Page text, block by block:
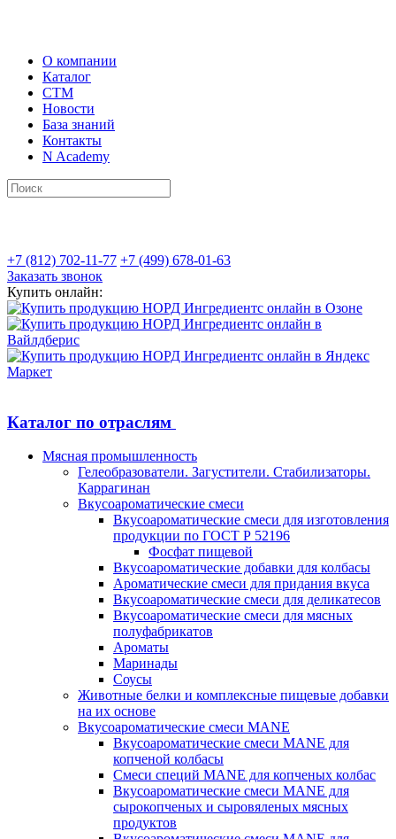
О компании
Каталог
СТМ
Новости
База знаний
Контакты
N Academy
+7 (812) 702-11-77 +7 (499) 678-01-63
Заказать звонок
Купить онлайн:
Каталог по отраслям
Мясная промышленность
Гелеобразователи. Загустители. Стабилизаторы.
Каррагинан
Вкусоароматические смеси
Вкусоароматические смеси для изготовления
продукции по ГОСТ Р 52196
Фосфат пищевой
Вкусоароматические добавки для колбасы
Ароматические смеси для придания вкуса
Вкусоароматические смеси для деликатесов
Вкусоароматические смеси для мясных
полуфабрикатов
Ароматы
Маринады
Соусы
Животные белки и комплексные пищевые добавки
на их основе
Вкусоароматические смеси MANE
Вкусоароматические смеси MANE для
копченой колбасы
Смеси специй MANE для копченых колбас
Вкусоароматические смеси MANE для
сырокопченых и сыровяленых мясных
продуктов